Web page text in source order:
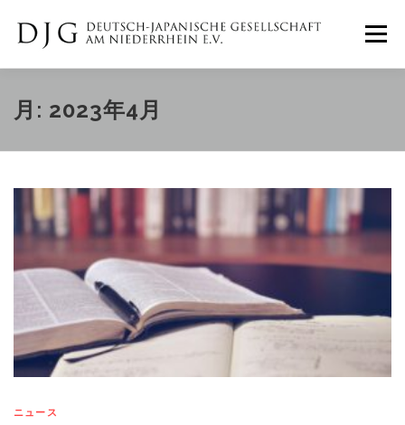
ッ
メニュー
ホーム
月: 2023年4月
ニュース